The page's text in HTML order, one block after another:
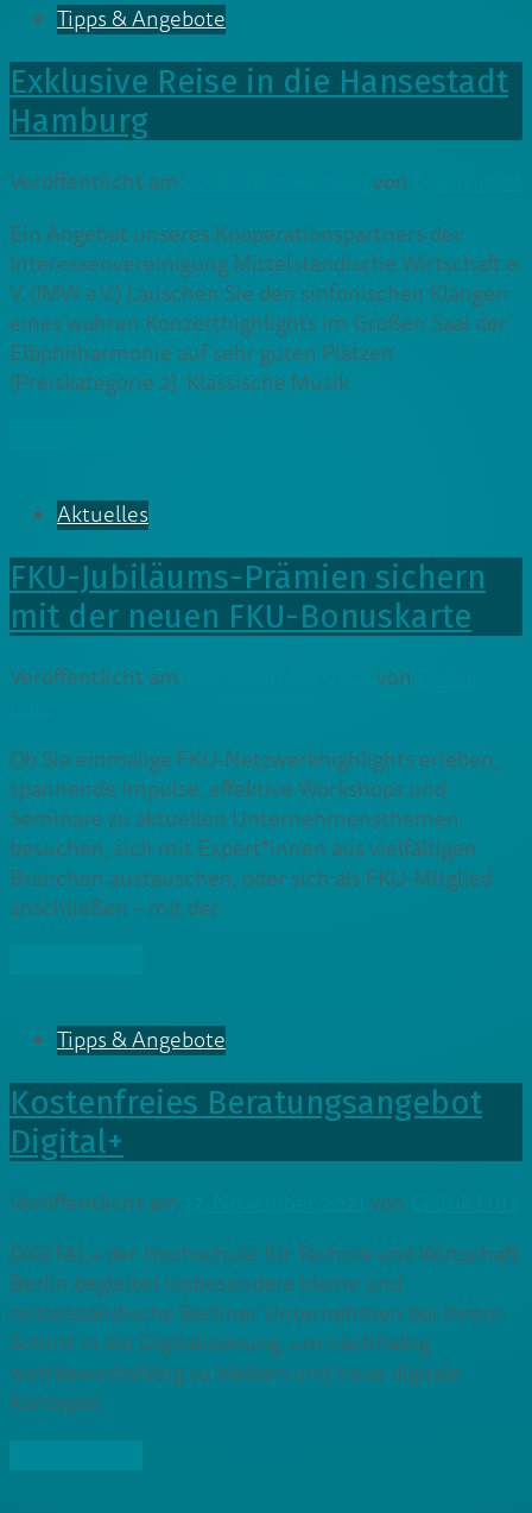
Tipps & Angebote
Exklusive Reise in die Hansestadt
Hamburg
Veröffentlicht am von
Ein Angebot unseres Kooperationspartners der
Interessenvereinigung Mittelständische Wirtschaft e.
V. (IMW e.V.) Lauschen Sie den sinfonischen Klängen
eines wahren Konzerthighlights im Großen Saal der
Elbphilharmonie auf sehr guten Plätzen
(Preiskategorie 2). Klassische Musik
Aktuelles
FKU-Jubiläums-Prämien sichern
mit der neuen FKU-Bonuskarte
Veröffentlicht am von
Ob Sie einmalige FKU-Netzwerkhighlights erleben,
spannende Impulse, effektive Workshops und
Seminare zu aktuellen Unternehmensthemen
besuchen, sich mit Expert*innen aus vielfältigen
Branchen austauschen, oder sich als FKU-Mitglied
anschließen – mit der
Tipps & Angebote
Kostenfreies Beratungsangebot
Digital+
Veröffentlicht am von
DIGITAL+ der Hochschule für Technik und Wirtschaft
Berlin begleitet insbesondere kleine und
mittelständische Berliner Unternehmen bei ihrem
Schritt in die Digitalisierung, um nachhaltig
wettbewerbsfähig zu bleiben und neue digitale
Konzepte